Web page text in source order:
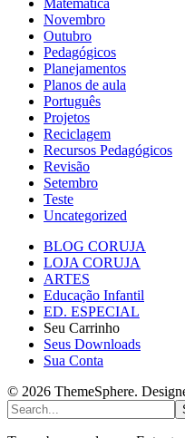
Matemática
Novembro
Outubro
Pedagógicos
Planejamentos
Planos de aula
Português
Projetos
Reciclagem
Recursos Pedagógicos
Revisão
Setembro
Teste
Uncategorized
BLOG CORUJA
LOJA CORUJA
ARTES
Educação Infantil
ED. ESPECIAL
Seu Carrinho
Seus Downloads
Sua Conta
© 2026 ThemeSphere.